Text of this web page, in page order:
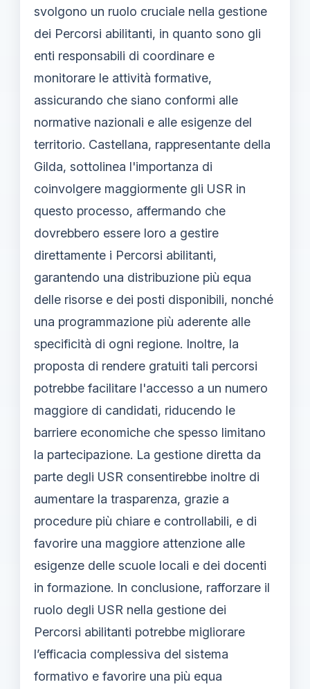
svolgono un ruolo cruciale nella gestione
dei Percorsi abilitanti, in quanto sono gli
enti responsabili di coordinare e
monitorare le attività formative,
assicurando che siano conformi alle
normative nazionali e alle esigenze del
territorio. Castellana, rappresentante della
Gilda, sottolinea l'importanza di
coinvolgere maggiormente gli USR in
questo processo, affermando che
dovrebbero essere loro a gestire
direttamente i Percorsi abilitanti,
garantendo una distribuzione più equa
delle risorse e dei posti disponibili, nonché
una programmazione più aderente alle
specificità di ogni regione. Inoltre, la
proposta di rendere gratuiti tali percorsi
potrebbe facilitare l'accesso a un numero
maggiore di candidati, riducendo le
barriere economiche che spesso limitano
la partecipazione. La gestione diretta da
parte degli USR consentirebbe inoltre di
aumentare la trasparenza, grazie a
procedure più chiare e controllabili, e di
favorire una maggiore attenzione alle
esigenze delle scuole locali e dei docenti
in formazione. In conclusione, rafforzare il
ruolo degli USR nella gestione dei
Percorsi abilitanti potrebbe migliorare
l’efficacia complessiva del sistema
formativo e favorire una più equa